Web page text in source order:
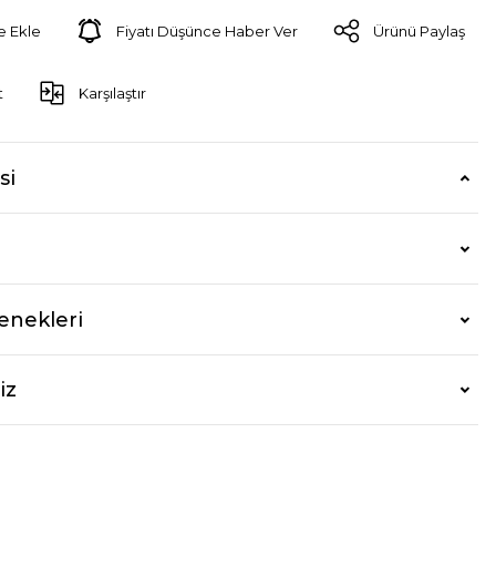
Fiyatı Düşünce Haber Ver Ürünü Paylaş
Karşılaştır